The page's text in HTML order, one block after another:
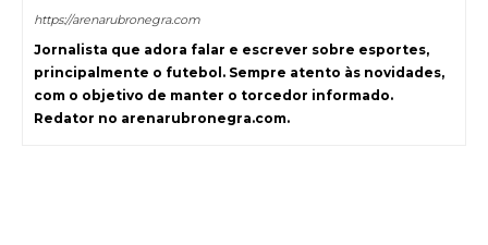
https://arenarubronegra.com
Jornalista que adora falar e escrever sobre esportes,
principalmente o futebol. Sempre atento às novidades,
com o objetivo de manter o torcedor informado.
Redator no arenarubronegra.com.